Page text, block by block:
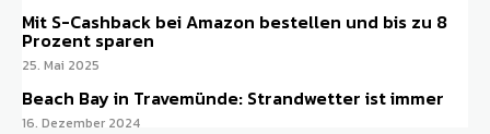
Mit S-Cashback bei Amazon bestellen und bis zu 8
Prozent sparen
25. Mai 2025
Beach Bay in Travemünde: Strandwetter ist immer
16. Dezember 2024